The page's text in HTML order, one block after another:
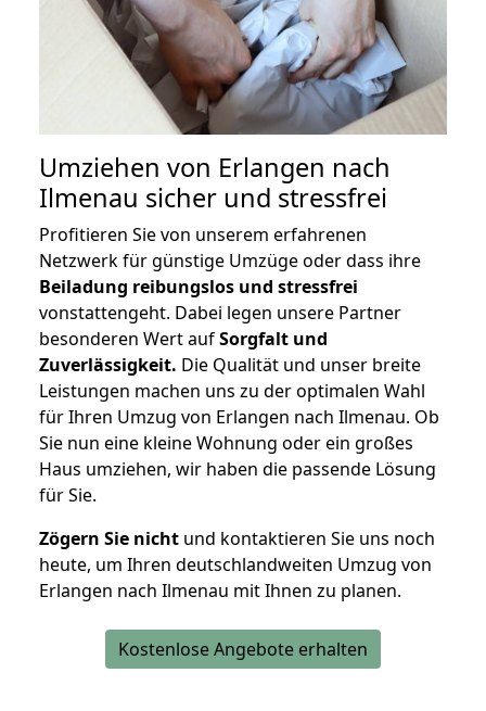
Umziehen von Erlangen nach
Ilmenau sicher und stressfrei
Profitieren Sie von unserem erfahrenen
Netzwerk für günstige Umzüge oder dass ihre
Beiladung reibungslos und stressfrei
vonstattengeht. Dabei legen unsere Partner
besonderen Wert aufSorgfalt und
Zuverlässigkeit. Die Qualität und unser breite
Leistungen machen uns zu der optimalen Wahl
für Ihren Umzug von Erlangen nach Ilmenau. Ob
Sie nun eine kleine Wohnung oder ein großes
Haus umziehen, wir haben die passende Lösung
für Sie.
Zögern Sie nicht und kontaktieren Sie uns noch
heute, um Ihren deutschlandweiten Umzug von
Erlangen nach Ilmenau mit Ihnen zu planen.
Kostenlose Angebote erhalten